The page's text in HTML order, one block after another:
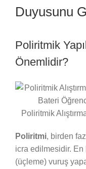
Duyusunu
Poliritmik
Önemlidir?
Poliritmik
Poliritmi, birden
icra edilmesidir.
(üçleme) vuruş